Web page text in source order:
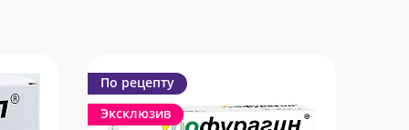
По рецепту
Эксклюзив